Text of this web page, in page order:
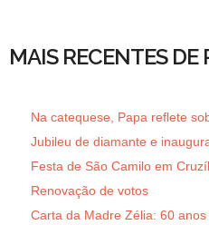
MAIS RECENTES DE
Na catequese, Papa reflete
Jubileu de diamante e
Festa de São Camilo em
Renovação de votos
Carta da Madre Zélia: 60